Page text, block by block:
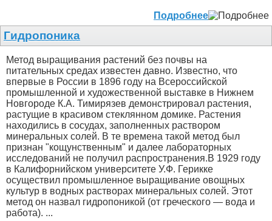
Подробнее
Гидропоника
Метод выращивания растений без почвы на
питательных средах известен давно. Известно, что
впервые в России в 1896 году на Всероссийской
промышленной и художественной выставке в Нижнем
Новгороде К.А. Тимирязев демонстрировал растения,
растущие в красивом стеклянном домике. Растения
находились в сосудах, заполненных раствором
минеральных солей. В те времена такой метод был
признан "кощунственным" и далее лабораторных
исследований не получил распространения.В 1929 году
в Калифорнийском университете У.Ф. Герикке
осуществил промышленное выращивание овощных
культур в водных растворах минеральных солей. Этот
метод он назвал гидропоникой (от греческого — вода и
работа). ...